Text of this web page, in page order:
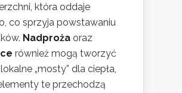
która oddaje
co sprzyja powstawaniu
Nadproża oraz
również mogą tworzyć
„mosty” dla ciepła,
te przechodzą